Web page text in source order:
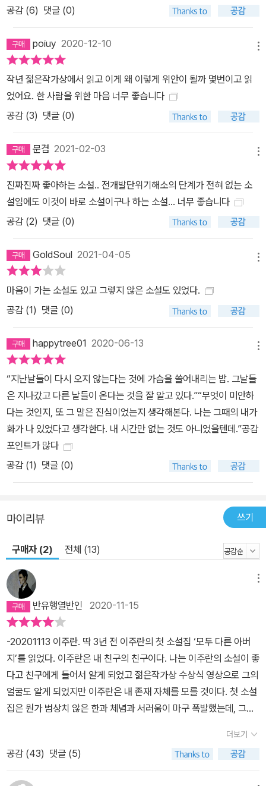
은 그것이 ‘선언’이 아니라 ‘다짐’이라는 것을 상키시켜준다. ‘선언’은
갱신의 염원이 담긴 소시민의 언어라고 할 수 있다. 우리가 이주란 소
설의 인물들을 가깝게 느끼고 그들에 공감할 수 있는 것은 아마 그 때
문이 아닐까. 그렇게 우리는 이주란의 소설을 읽으며 자연스럽게 인
물들이 겪는 일상을 함께 나누고 그들의 혼잣말에 귀기울이고, 그들
의 자조적인 농담에 씁쓸한 웃음을 짓게 되고 그들과 내밀한 마음을
나누게 된다. 그리고 끝내 조금은 따뜻해지는 것이다.
공감 (6) 댓글 (0)
poiuy 2020-12-10
작년 젊은작가상에서 읽고 이게 왜 이렇게 위안이 될까 몇번이고 읽
었어요. 한 사람을 위한 마음 너무 좋습니다
공감 (3) 댓글 (0)
문겸 2021-02-03
진짜진짜 좋아하는 소설.. 전개발단위기해소의 단계가 전혀 없는 소
설임에도 이것이 바로 소설이구나 하는 소설... 너무 좋습니다
공감 (2) 댓글 (0)
GoldSoul 2021-04-05
마음이 가는 소설도 있고 그렇지 않은 소설도 있었다.
공감 (1) 댓글 (0)
happytree01 2020-06-13
“지난날들이 다시 오지 않는다는 것에 가슴을 쓸어내리는 밤. 그날들
은 지나갔고 다른 날들이 온다는 것을 잘 알고 있다.”“무엇이 미안하
다는 것인지, 또 그 말은 진심이었는지 생각해본다. 나는 그때의 내가
화가 나 있었다고 생각한다. 내 시간만 없는 것도 아니었을텐데.”공감
포인트가 많다
공감 (1) 댓글 (0)
마이리뷰 쓰기
구매자 (2) 전체 (13)
반유행열반인 2020-11-15
-20201113 이주란. 딱 3년 전 이주란의 첫 소설집 ‘모두 다른 아버
지’를 읽었다. 이주란은 내 친구의 친구이다. 나는 이주란의 소설이 좋
다고 친구에게 들어서 알게 되었고 젊은작가상 수상식 영상으로 그의
얼굴도 알게 되었지만 이주란은 내 존재 자체를 모를 것이다. 첫 소설
집은 뭔가 범상치 않은 한과 체념과 서러움이 마구 폭발했는데, 그래
젊은작가상 수상작인 ‘너는 쉽게 말했지만’을 읽었을 때는 뭐랄까, 괜
시리 미안해지고 덩달아 슬퍼졌다. 짧다면 짧고 길다면 긴 시간이 흐
르는 동안 무슨 서러운 일과 슬픈 일을 더 겪었을까, 소설 속에 자주
더보기
공감 (43) 댓글 (5)